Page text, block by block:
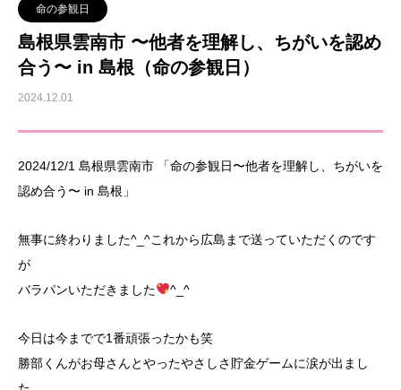
命の参観日
島根県雲南市 〜他者を理解し、ちがいを認め
合う〜 in 島根（命の参観日）
2024.12.01
2024/12/1 島根県雲南市 「命の参観日〜他者を理解し、ちがいを
認め合う〜 in 島根」
無事に終わりました^_^これから広島まで送っていただくのです
が
バラパンいただきました
^_^
今日は今までで1番頑張ったかも笑
勝部くんがお母さんとやったやさしさ貯金ゲームに涙が出まし